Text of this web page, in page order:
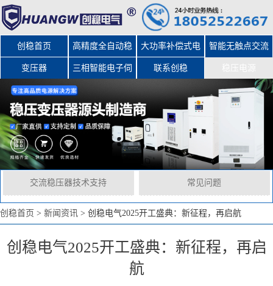
创稳首页 高精度全自动稳
压器
大功率补偿式电
力稳压器
智能无触点交流
变压器 三相智能电子伺 联系创稳
交流稳压器技术支持 常见问题
创稳首页 > 新闻资讯 > 创稳电气2025开工盛典：新征程，再启航
创稳电气2025开工盛典：新征程，再启
航